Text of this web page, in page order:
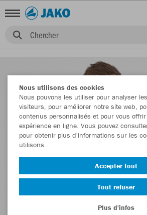
Chercher
Nous utilisons des cookies
Nous pouvons les utiliser pour analyser
visiteurs, pour améliorer notre site web,
contenus personnalisés et pour vous
expérience en ligne. Vous pouvez
pour obtenir plus d'informations sur les
utilisons.
Accepter tout
Tout refuser
Plus d'infos